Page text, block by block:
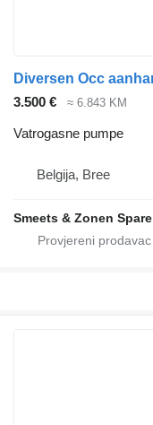
3.500 € ≈ 6.843 KM
Vatrogasne pumpe
Belgija, Bree
Smeets & Zonen